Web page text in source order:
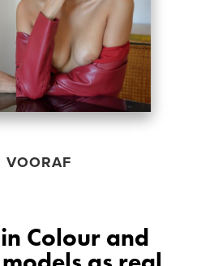
VOORAF
Colour and